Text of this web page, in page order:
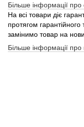
Більше інформації про
На всі товари діє
протягом
замінимо товар на
Більше інформації про